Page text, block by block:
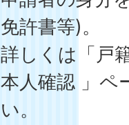
免許書等)。
詳しくは「戸
本人確認 」ペ
い。